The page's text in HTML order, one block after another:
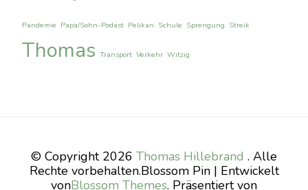
Pandemie Papa/Sohn-Podast Pelikan Schule Sprengung Streik
Thomas Transport Verkehr Witzig
© Copyright 2026 Thomas Hillebrand . Alle
Rechte vorbehalten.Blossom Pin | Entwickelt
vonBlossom Themes. Präsentiert von